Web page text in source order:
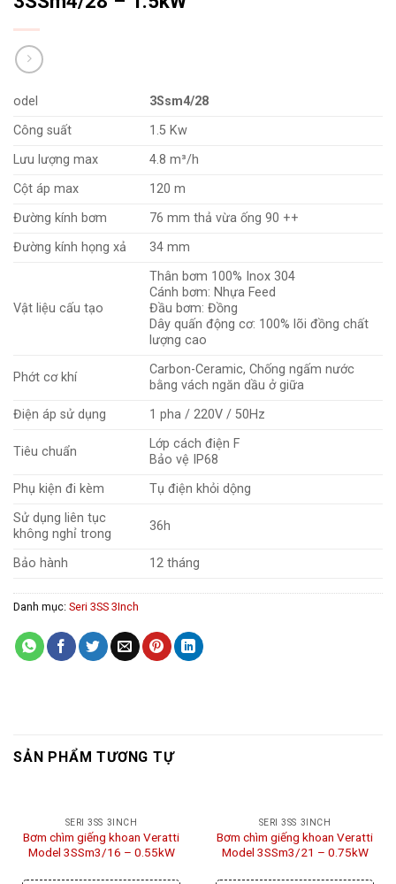
odel
3Ssm4/28
Công suất
1.5 Kw
Lưu lượng max
4.8 m³/h
Cột áp max
120 m
Đường kính bơm
76 mm thả vừa ống 90 ++
Đường kính họng xả
34 mm
Vật liệu cấu tạo
Thân bơm 100% Inox 304
Cánh bơm: Nhựa Feed
Đầu bơm: Đồng
Dây quấn động cơ: 100% lõi đồng chất
lượng cao
Phớt cơ khí
Carbon-Ceramic, Chống ngấm nước
bằng vách ngăn dầu ở giữa
Điện áp sử dụng
1 pha / 220V / 50Hz
Tiêu chuẩn
Lớp cách điện F
Bảo vệ IP68
Phụ kiện đi kèm
Tụ điện khỏi dộng
Sử dụng liên tục
không nghỉ trong
36h
Bảo hành 12 tháng
Danh mục: Seri 3SS 3Inch
SẢN PHẨM TƯƠNG TỰ
SERI 3SS 3INCH
Bơm chìm giếng khoan Veratti
Model 3SSm3/16 – 0.55kW
SERI 3SS 3INCH
Bơm chìm giếng khoan Veratti
Model 3SSm3/21 – 0.75kW